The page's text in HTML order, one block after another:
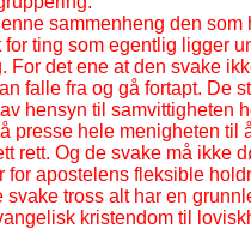
sammenheng den
ting som egentlig ligger
For det ene at den svake
falle fra og gå fortapt. De
hensyn til samvittigheten
presse hele menigheten til
rett. Og de svake må ikke
for apostelens fleksible
svake tross alt har en
kristendom til